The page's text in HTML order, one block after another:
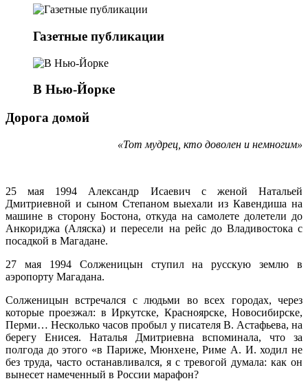
Газетные публикации
В Нью-Йорке
Дорога домой
«Тот мудрец, кто доволен и немногим»
25 мая 1994 Александр Исаевич с женой Натальей
Дмитриевной и сыном Степаном выехали из Кавендиша на
машине в сторону Бостона, откуда на самолете долетели до
Анкориджа (Аляска) и пересели на рейс до Владивостока с
посадкой в Магадане.
27 мая 1994 Солженицын ступил на русскую землю в
аэропорту Магадана.
Солженицын встречался с людьми во всех городах, через
которые проезжал: в Иркутске, Красноярске, Новосибирске,
Перми… Несколько часов пробыл у писателя В. Астафьева, на
берегу Енисея. Наталья Дмитриевна вспоминала, что за
полгода до этого «в Париже, Мюнхене, Риме А. И. ходил не
без труда, часто останавливался, я с тревогой думала: как он
вынесет намеченный в России марафон?